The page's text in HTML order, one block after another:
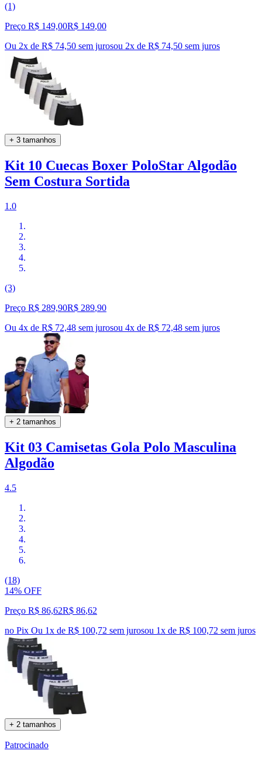
(1)
Preço R$ 149,00R$ 149,00
Ou 2x de R$ 74,50 sem jurosou 2x de R$ 74,50 sem juros
+ 3 tamanhos
Kit 10 Cuecas Boxer PoloStar Algodão
Sem Costura Sortida
1.0
(3)
Preço R$ 289,90R$ 289,90
Ou 4x de R$ 72,48 sem jurosou 4x de R$ 72,48 sem juros
+ 2 tamanhos
Kit 03 Camisetas Gola Polo Masculina
Algodão
4.5
(18)
14% OFF
Preço R$ 86,62R$ 86,62
no Pix Ou 1x de R$ 100,72 sem jurosou 1x de R$ 100,72 sem juros
+ 2 tamanhos
Patrocinado